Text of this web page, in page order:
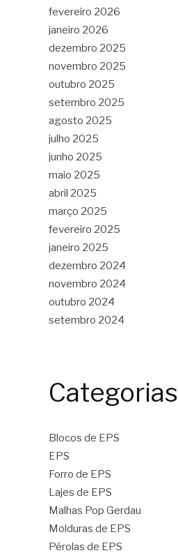
fevereiro 2026
janeiro 2026
dezembro 2025
novembro 2025
outubro 2025
setembro 2025
agosto 2025
julho 2025
junho 2025
maio 2025
abril 2025
março 2025
fevereiro 2025
janeiro 2025
dezembro 2024
novembro 2024
outubro 2024
setembro 2024
Categorias
Blocos de EPS
EPS
Forro de EPS
Lajes de EPS
Malhas Pop Gerdau
Molduras de EPS
Pérolas de EPS